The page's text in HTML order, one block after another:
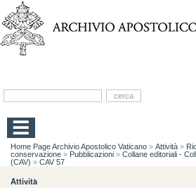
Home Page Archivio Apostolico Vaticano » Attività »
conservazione » Pubblicazioni » Collane editoriali -
(CAV) » CAV 57
Attività